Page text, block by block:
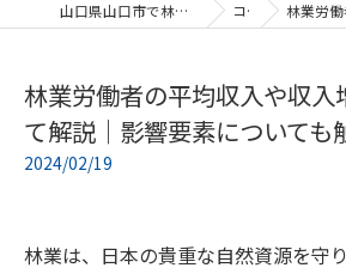
山口県山口市で林業の求人ならスオウ架線株式会社 コラム 林業労働者の平均収入
林業労働者の平均収入や収入
て解説｜影響要素についても
2024/02/19
林業は、日本の貴重な自然資源を守